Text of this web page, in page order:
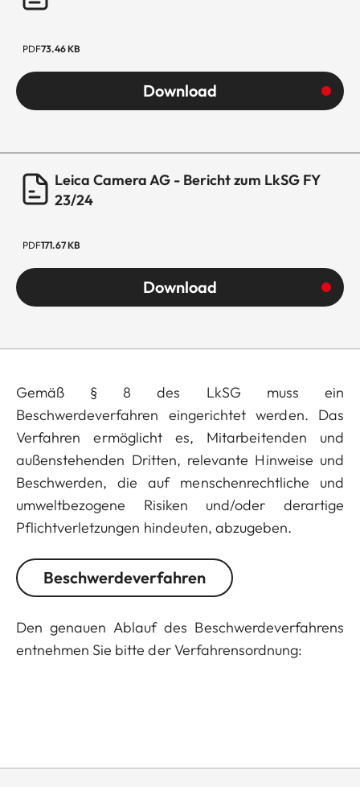
PDF73.46 KB
Download
Leica Camera AG - Bericht zum LkSG FY
23/24
PDF171.67 KB
Download
Gemäß § 8 des LkSG muss ein
Beschwerdeverfahren eingerichtet werden. Das
Verfahren ermöglicht es, Mitarbeitenden und
außenstehenden Dritten, relevante Hinweise und
Beschwerden, die auf menschenrechtliche und
umweltbezogene Risiken und/oder derartige
Pflichtverletzungen hindeuten, abzugeben.
Beschwerdeverfahren
Den genauen Ablauf des Beschwerdeverfahrens
entnehmen Sie bitte der Verfahrensordnung: